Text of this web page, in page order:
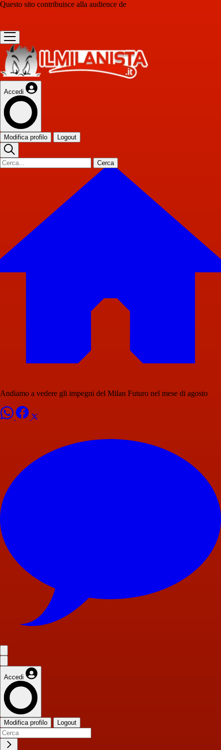
Questo sito contribuisce alla audience de
Accedi
Modifica profilo Logout
Cerca
Andiamo a vedere gli impegni del Milan Futuro nel mese di agosto
Accedi
Modifica profilo Logout